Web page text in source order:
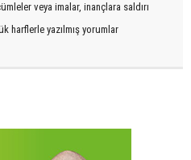
veya imalar, inançlara saldırı
harflerle yazılmış yorumlar